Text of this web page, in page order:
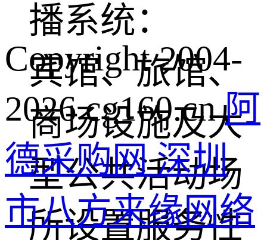
播系统：
宾馆、旅馆、
商场设施及大
型公共活动场
所设置服务性
Copyright 2004-
2026 cg160.cn阿
德采购网 深圳
市八方来缘网络